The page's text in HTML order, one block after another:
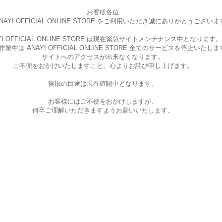
お客様各位
OFFICIAL ONLINE STORE をご利用いただき誠にありがとうございま
OFFICIAL ONLINE STORE は現在緊急サイトメンテナンス中となります。
業中は ANAYI OFFICIAL ONLINE STORE 全てのサービスを停止いたしま
サイトへのアクセスが出来なくなります。
ご不便をおかけいたしますこと、 心よりお詫び申し上げます。
復旧の目途は現在確認中となります。
お客様にはご不便をおかけしますが、
何卒ご理解いただきますようお願いいたします。